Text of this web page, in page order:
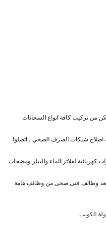
من تركيب كافة انواع السخانات
اصلاح شبكات الصرف الصحي ، اتصلوا
لفلاتر الماء والبيلر ومضخات
تعد وظائف فنى صحى من وظائف هامة
الكويت